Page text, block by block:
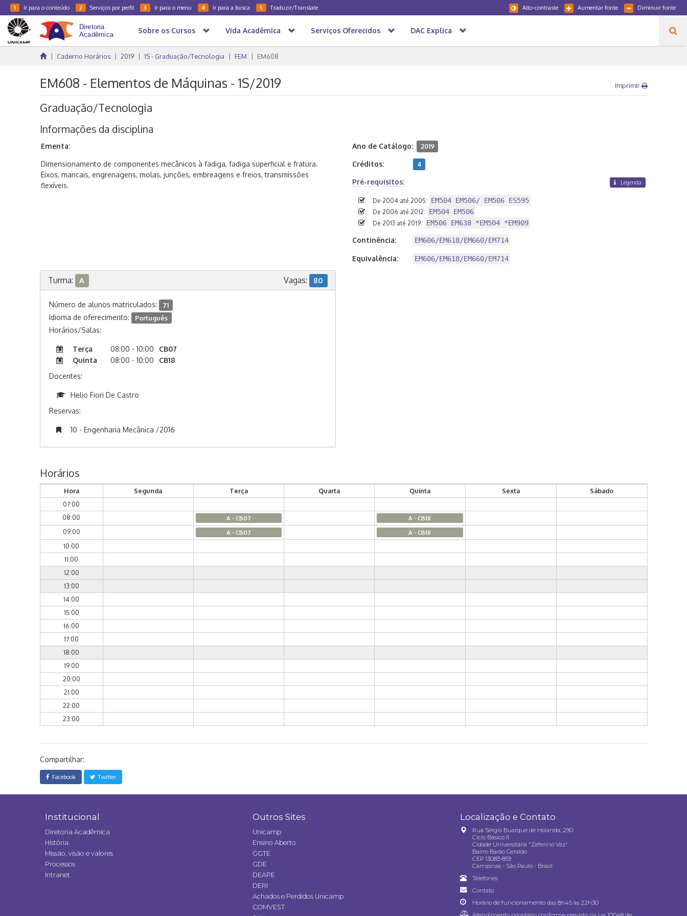
1 Ir para o conteúdo 2 Serviços por perfil 3 Ir para o menu 4 Ir para a busca 5 Traduzir/Translate Diminuir fonte
Aumentar fonte
Alto-contraste
Sobre os Cursos Vida Acadêmica Serviços Oferecidos DAC Explica
Caderno Horários 2019 1S - Graduação/Tecnologia FEM EM608
EM608 - Elementos de Máquinas - 1S/2019 Imprimir
Graduação/Tecnologia
Informações da disciplina
Ementa:
Dimensionamento de componentes mecânicos à fadiga, fadiga superficial e fratura.
Eixos, mancais, engrenagens, molas, junções, embreagens e freios, transmissões
flexíveis.
Ano de Catálogo: 2019
Créditos: 4
Pré-requisitos: Legenda
De 2004 até 2005: EM504 EM506/ EM506 ES595
De 2006 até 2012: EM504 EM506
De 2013 até 2019: EM506 EM638 *EM504 *EM909
Continência: EM606/EM618/EM660/EM714
Equivalência: EM606/EM618/EM660/EM714
Turma: A Vagas: 80
Número de alunos matriculados: 71
Idioma de oferecimento: Português
Horários/Salas:
Terça 08:00 - 10:00
CB07
Quinta
08:00 - 10:00
CB18
Docentes:
Helio Fiori De Castro
Reservas:
10 - Engenharia Mecânica /2016
Horários
Hora Segunda Terça Quarta Quinta Sexta
Sábado
07:00
08:00
A - CB07 A - CB18
09:00 A - CB07 A - CB18
10:00
11:00
12:00
13:00
14:00
15:00
16:00
17:00
18:00
19:00
20:00
21:00
22:00
23:00
Compartilhar:
Facebook Twitter
Institucional
Diretoria Acadêmica
História
Missão, visão e valores
Processos
Intranet
Outros Sites
Unicamp
Ensino Aberto
GGTE
GDE
DEAPE
DERI
Achados e Perdidos Unicamp
COMVEST
Localização e Contato
Rua Sérgio Buarque de Holanda, 290
Ciclo Básico II
Cidade Universitária "Zeferino Vaz"
Bairro Barão Geraldo
CEP 13083-859
Campinas - São Paulo - Brasil
Telefones
Contato
Horário de funcionamento das 8h45 às 22h30